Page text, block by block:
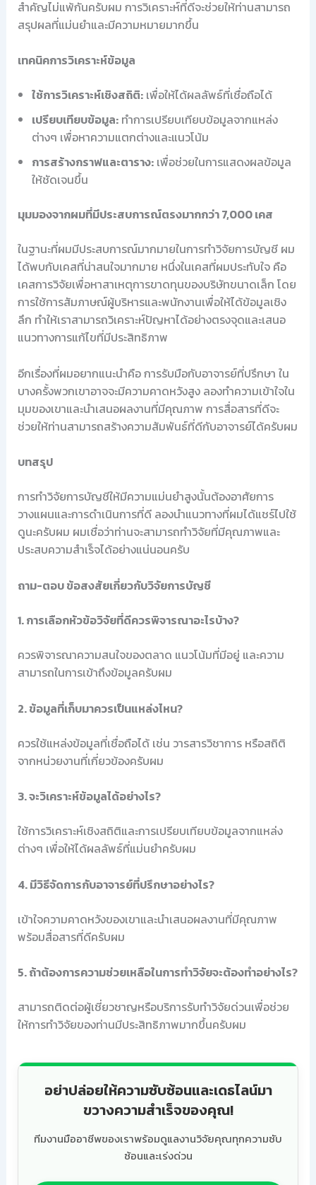
สำคัญไม่แพ้กันครับผม การวิเคราะห์ที่ดีจะช่วยให้ท่านสามารถ
สรุปผลที่แม่นยำและมีความหมายมากขึ้น
เทคนิคการวิเคราะห์ข้อมูล
ใช้การวิเคราะห์เชิงสถิติ:เพื่อให้ได้ผลลัพธ์ที่เชื่อถือได้
เปรียบเทียบข้อมูล:ทำการเปรียบเทียบข้อมูลจากแหล่ง
ต่างๆ เพื่อหาความแตกต่างและแนวโน้ม
การสร้างกราฟและตาราง:เพื่อช่วยในการแสดงผลข้อมูล
ให้ชัดเจนขึ้น
มุมมองจากผมที่มีประสบการณ์ตรงมากกว่า 7,000 เคส
ในฐานะที่ผมมีประสบการณ์มากมายในการทำวิจัยการบัญชี ผม
ได้พบกับเคสที่น่าสนใจมากมาย หนึ่งในเคสที่ผมประทับใจ คือ
เคสการวิจัยเพื่อหาสาเหตุการขาดทุนของบริษัทขนาดเล็ก โดย
การใช้การสัมภาษณ์ผู้บริหารและพนักงานเพื่อให้ได้ข้อมูลเชิง
ลึก ทำให้เราสามารถวิเคราะห์ปัญหาได้อย่างตรงจุดและเสนอ
แนวทางการแก้ไขที่มีประสิทธิภาพ
อีกเรื่องที่ผมอยากแนะนำคือ การรับมือกับอาจารย์ที่ปรึกษา ใน
บางครั้งพวกเขาอาจจะมีความคาดหวังสูง ลองทำความเข้าใจใน
มุมของเขาและนำเสนอผลงานที่มีคุณภาพ การสื่อสารที่ดีจะ
ช่วยให้ท่านสามารถสร้างความสัมพันธ์ที่ดีกับอาจารย์ได้ครับผม
บทสรุป
การทำวิจัยการบัญชีให้มีความแม่นยำสูงนั้นต้องอาศัยการ
วางแผนและการดำเนินการที่ดี ลองนำแนวทางที่ผมได้แชร์ไปใช้
ดูนะครับผม ผมเชื่อว่าท่านจะสามารถทำวิจัยที่มีคุณภาพและ
ประสบความสำเร็จได้อย่างแน่นอนครับ
ถาม-ตอบ ข้อสงสัยเกี่ยวกับวิจัยการบัญชี
1. การเลือกหัวข้อวิจัยที่ดีควรพิจารณาอะไรบ้าง?
ควรพิจารณาความสนใจของตลาด แนวโน้มที่มีอยู่ และความ
สามารถในการเข้าถึงข้อมูลครับผม
2. ข้อมูลที่เก็บมาควรเป็นแหล่งไหน?
ควรใช้แหล่งข้อมูลที่เชื่อถือได้ เช่น วารสารวิชาการ หรือสถิติ
จากหน่วยงานที่เกี่ยวข้องครับผม
3. จะวิเคราะห์ข้อมูลได้อย่างไร?
ใช้การวิเคราะห์เชิงสถิติและการเปรียบเทียบข้อมูลจากแหล่ง
ต่างๆ เพื่อให้ได้ผลลัพธ์ที่แม่นยำครับผม
4. มีวิธีจัดการกับอาจารย์ที่ปรึกษาอย่างไร?
เข้าใจความคาดหวังของเขาและนำเสนอผลงานที่มีคุณภาพ
พร้อมสื่อสารที่ดีครับผม
5. ถ้าต้องการความช่วยเหลือในการทำวิจัยจะต้องทำอย่างไร?
สามารถติดต่อผู้เชี่ยวชาญหรือบริการรับทำวิจัยด่วนเพื่อช่วย
ให้การทำวิจัยของท่านมีประสิทธิภาพมากขึ้นครับผม
อย่าปล่อยให้ความซับซ้อนและเดธไลน์มา
ขวางความสำเร็จของคุณ!
ทีมงานมืออาชีพของเราพร้อมดูแลงานวิจัยคุณทุกความซับ
ซ้อนและเร่งด่วน